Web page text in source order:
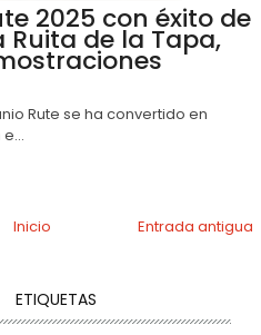
2025 con éxito de
de la Tapa,
Rute se ha convertido en
Entrada antigua
Inicio
ETIQUETAS